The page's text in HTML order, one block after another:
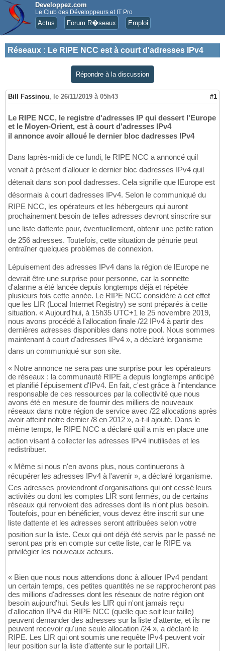
Developpez.com
Le Club des Développeurs et IT Pro
Actus Forum R�seaux Emploi
Réseaux : Le RIPE NCC est à court d'adresses IPv4
Répondre à la discussion
Bill Fassinou, le 26/11/2019 à 05h43 #1
Le RIPE NCC, le registre d'adresses IP qui dessert l'Europe
et le Moyen-Orient, est à court d'adresses IPv4
il annonce avoir alloué le dernier bloc dadresses IPv4
Dans laprès-midi de ce lundi, le RIPE NCC a annoncé quil
venait à présent d'allouer le dernier bloc dadresses IPv4 quil
détenait dans son pool dadresses. Cela signifie que lEurope est
désormais à court dadresses IPv4. Selon le communiqué du
RIPE NCC, les opérateurs et les hébergeurs qui auront
prochainement besoin de telles adresses devront sinscrire sur
une liste dattente pour, éventuellement, obtenir une petite ration
de 256 adresses. Toutefois, cette situation de pénurie peut
entraîner quelques problèmes de connexion.
Lépuisement des adresses IPv4 dans la région de lEurope ne
devrait être une surprise pour personne, car la sonnette
d'alarme a été lancée depuis longtemps déjà et répétée
plusieurs fois cette année. Le RIPE NCC considère à cet effet
que les LIR (Local Internet Registry) se sont préparés à cette
situation. « Aujourd'hui, à 15h35 UTC+1 le 25 novembre 2019,
nous avons procédé à l'allocation finale /22 IPv4 à partir des
dernières adresses disponibles dans notre pool. Nous sommes
maintenant à court d'adresses IPv4 », a déclaré lorganisme
dans un communiqué sur son site.
« Notre annonce ne sera pas une surprise pour les opérateurs
de réseaux : la communauté RIPE a depuis longtemps anticipé
et planifié l'épuisement d'IPv4. En fait, c'est grâce à l'intendance
responsable de ces ressources par la collectivité que nous
avons été en mesure de fournir des milliers de nouveaux
réseaux dans notre région de service avec /22 allocations après
avoir atteint notre dernier /8 en 2012 », a-t-il ajouté. Dans le
même temps, le RIPE NCC a déclaré quil a mis en place une
action visant à collecter les adresses IPv4 inutilisées et les
redistribuer.
« Même si nous n'en avons plus, nous continuerons à
récupérer les adresses IPv4 à l'avenir », a déclaré lorganisme.
Ces adresses proviendront d'organisations qui ont cessé leurs
activités ou dont les comptes LIR sont fermés, ou de certains
réseaux qui renvoient des adresses dont ils n'ont plus besoin.
Toutefois, pour en bénéficier, vous devez être inscrit sur une
liste dattente et les adresses seront attribuées selon votre
position sur la liste. Ceux qui ont déjà été servis par le passé ne
seront pas pris en compte sur cette liste, car le RIPE va
privilégier les nouveaux acteurs.
« Bien que nous nous attendions donc à allouer IPv4 pendant
un certain temps, ces petites quantités ne se rapprocheront pas
des millions d'adresses dont les réseaux de notre région ont
besoin aujourd'hui. Seuls les LIR qui n'ont jamais reçu
d'allocation IPv4 du RIPE NCC (quelle que soit leur taille)
peuvent demander des adresses sur la liste d'attente, et ils ne
peuvent recevoir qu'une seule allocation /24 », a déclaré le
RIPE. Les LIR qui ont soumis une requête IPv4 peuvent voir
leur position sur la liste d'attente sur le portail LIR.